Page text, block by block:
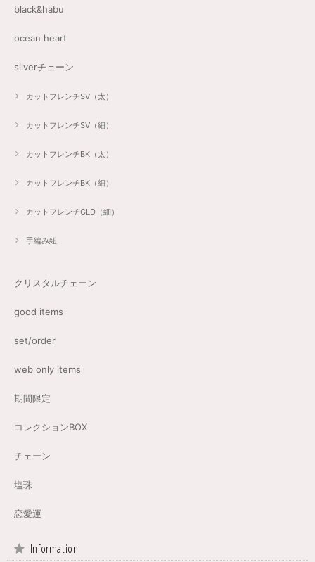
black&habu
ocean heart
silverチェーン
カットフレンチSV（太）
カットフレンチSV（細）
カットフレンチBK（太）
カットフレンチBK（細）
カットフレンチGLD（細）
手編み紐
クリスタルチェーン
good items
set/order
web only items
期間限定
コレクションBOX
チェーン
塩珠
恋愛運
Information